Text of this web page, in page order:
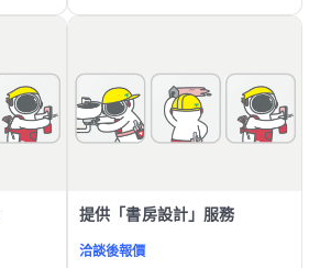
提供「書房設計」服務
洽談後報價